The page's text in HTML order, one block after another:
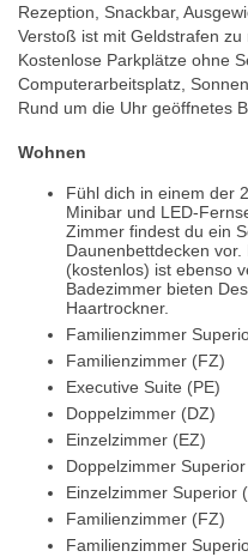
Rezeption, Snackbar,
Verstoß ist mit Geldstrafen zu
Kostenlose Parkplätze ohne
Computerarbeitsplatz,
Rund um die Uhr geöffnetes
Wohnen
Fühl dich in einem der
Minibar und LED-
Zimmer findest du ein
Daunenbettdecken
(kostenlos) ist ebenso
Badezimmer bieten
Haartrockner.
Familienzimmer
Familienzimmer (FZ)
Executive Suite (PE)
Doppelzimmer (DZ)
Einzelzimmer (EZ)
Doppelzimmer
Einzelzimmer Superior
Familienzimmer (FZ)
Familienzimmer